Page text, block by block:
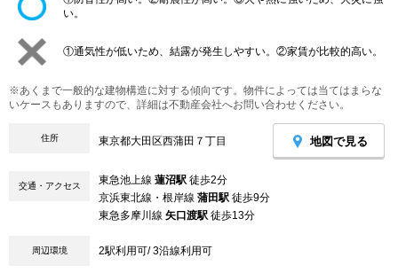
い。
①通気性が低いため、結露が発生しやすい。②家賃が比較的高い。
※あくまで一般的な建物構造に対する傾向です。物件によっては当てはまらな
いケースもありますので、詳細は不動産会社へお問い合わせください。
住所 東京都大田区西蒲田７丁目 地図で見る
交通・アクセス 東急池上線 蓮沼駅 徒歩2分
京浜東北線・根岸線 蒲田駅 徒歩9分
東急多摩川線 矢口渡駅 徒歩13分
周辺環境 2駅利用可/ 3沿線利用可